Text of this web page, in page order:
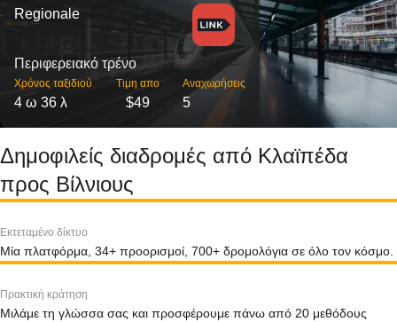
Regionale
Περιφερειακό τρένο
Χρόνος ταξιδιού
4 ω 36 λ
Τιμη απο
$49
Αναχωρήσεις
5
Δημοφιλείς διαδρομές από Κλαϊπέδα
προς Βίλνιους
Εκτεταμένο δίκτυο
Μία πλατφόρμα, 34+ προορισμοί, 700+ δρομολόγια σε όλο τον κόσμο.
Πρακτική κράτηση
Μιλάμε τη γλώσσα σας και προσφέρουμε πάνω από 20 μεθόδους